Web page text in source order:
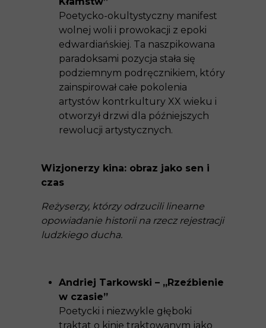
Poetycko-okultystyczny manifest
wolnej woli i prowokacji z epoki
edwardiańskiej. Ta naszpikowana
paradoksami pozycja stała się
podziemnym podręcznikiem, który
zainspirował całe pokolenia
artystów kontrkultury XX wieku i
otworzył drzwi dla późniejszych
rewolucji artystycznych.
Wizjonerzy kina: obraz jako sen i
czas
Reżyserzy, którzy odrzucili linearne
opowiadanie historii na rzecz rejestracji
ludzkiego ducha.
Andriej Tarkowski – „Rzeźbienie
w czasie”
Poetycki i niezwykle głęboki
traktat o kinie traktowanym jako